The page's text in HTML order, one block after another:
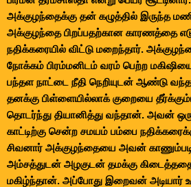
அக்குழந்தைக்கு தன் கழுத்தில் இருந்த
அக்குழந்தை பிறப்பதற்கான காரணத்தை
நதிக்கரையில் விட்டு மறைந்தார்.
நோக்கம் பிரம்மனிடம் வரம் பெற்ற
பந்தள நாட்டை நீதி நெறியுடன் ஆண்டு
தனக்கு பிள்ளையில்லாக் குறையை
தொடர்ந்து தியானித்து வந்தான். அவன்
காட்டிற்கு சென்ற சமயம் பம்பை
சிவனார் அக்குழந்தையை அவன்
அம்சத்துடன் அழகுடன் தமக்கு
மகிழ்ந்தான். அப்போது இறைவன் அடியார்